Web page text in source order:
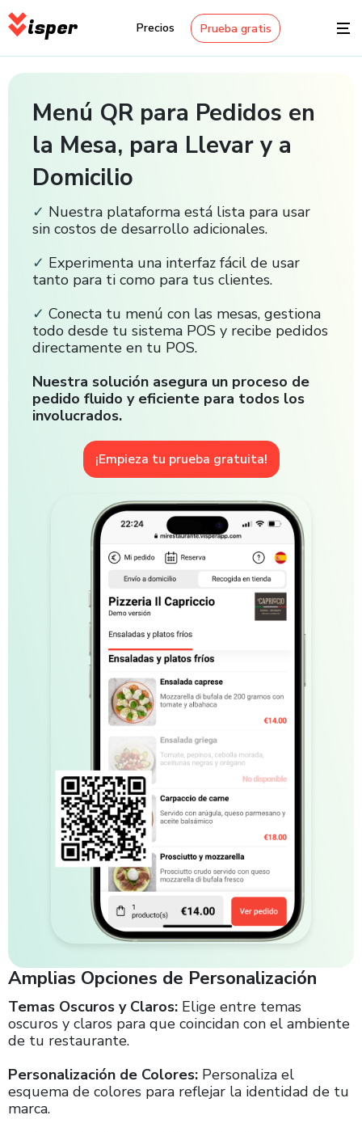
isper Precios Prueba gratis
Menú QR para Pedidos en
la Mesa, para Llevar y a
Domicilio
✓ Nuestra plataforma está lista para usar
sin costos de desarrollo adicionales.
✓ Experimenta una interfaz fácil de usar
tanto para ti como para tus clientes.
✓ Conecta tu menú con las mesas, gestiona
todo desde tu sistema POS y recibe pedidos
directamente en tu POS.
Nuestra solución asegura un proceso de
pedido fluido y eficiente para todos los
involucrados.
¡Empieza tu prueba gratuita!
Amplias Opciones de Personalización
Temas Oscuros y Claros: Elige entre temas
oscuros y claros para que coincidan con el ambiente
de tu restaurante.
Personalización de Colores: Personaliza el
esquema de colores para reflejar la identidad de tu
marca.